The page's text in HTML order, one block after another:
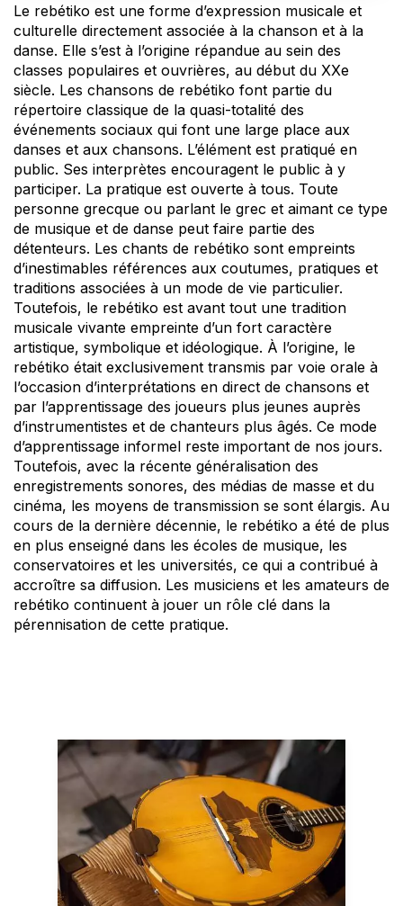
Le rebétiko est une forme d’expression musicale et
culturelle directement associée à la chanson et à la
danse. Elle s’est à l’origine répandue au sein des
classes populaires et ouvrières, au début du XXe
siècle. Les chansons de rebétiko font partie du
répertoire classique de la quasi-totalité des
événements sociaux qui font une large place aux
danses et aux chansons. L’élément est pratiqué en
public. Ses interprètes encouragent le public à y
participer. La pratique est ouverte à tous. Toute
personne grecque ou parlant le grec et aimant ce type
de musique et de danse peut faire partie des
détenteurs. Les chants de rebétiko sont empreints
d’inestimables références aux coutumes, pratiques et
traditions associées à un mode de vie particulier.
Toutefois, le rebétiko est avant tout une tradition
musicale vivante empreinte d’un fort caractère
artistique, symbolique et idéologique. À l’origine, le
rebétiko était exclusivement transmis par voie orale à
l’occasion d’interprétations en direct de chansons et
par l’apprentissage des joueurs plus jeunes auprès
d’instrumentistes et de chanteurs plus âgés. Ce mode
d’apprentissage informel reste important de nos jours.
Toutefois, avec la récente généralisation des
enregistrements sonores, des médias de masse et du
cinéma, les moyens de transmission se sont élargis. Au
cours de la dernière décennie, le rebétiko a été de plus
en plus enseigné dans les écoles de musique, les
conservatoires et les universités, ce qui a contribué à
accroître sa diffusion. Les musiciens et les amateurs de
rebétiko continuent à jouer un rôle clé dans la
pérennisation de cette pratique.